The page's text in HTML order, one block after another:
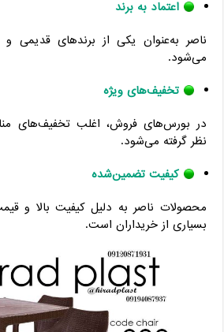
اعتماد به برند
ناصر به‌عنوان یکی از برندهای قدیمی و
می‌شود.
تخفیف‌های ویژه
در بورس‌های فروش، اغلب تخفیف‌های
نظر گرفته می‌شود.
کیفیت تضمین‌شده
محصولات ناصر به دلیل کیفیت بالا و
بسیاری از خریداران است.